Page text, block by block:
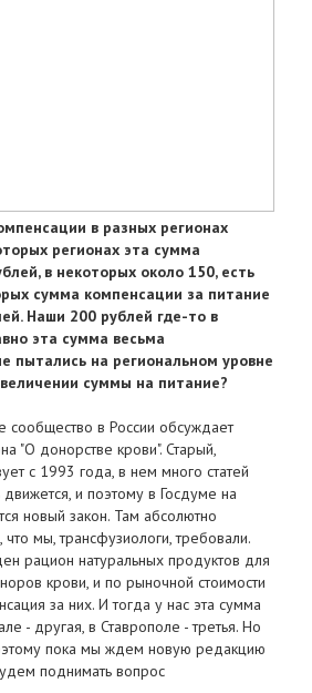
в разных регионах
регионах эта сумма
в некоторых около 150, есть
сумма компенсации за питание
Наши 200 рублей где-то в
эта сумма весьма
пытались на региональном уровне
суммы на питание?
сообщество в России обсуждает
"О донорстве крови". Старый,
с 1993 года, в нем много статей
и поэтому в Госдуме на
новый закон. Там абсолютно
мы, трансфузиологи, требовали.
рацион натуральных продуктов для
крови, и по рыночной стоимости
за них. И тогда у нас эта сумма
- другая, в Ставрополе - третья. Но
пока мы ждем новую редакцию
поднимать вопрос